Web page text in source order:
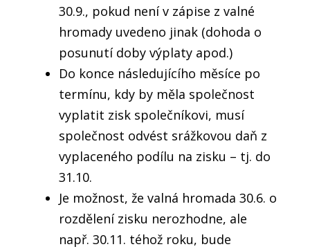
30.9., pokud není v zápise z valné
hromady uvedeno jinak (dohoda o
posunutí doby výplaty apod.)
Do konce následujícího měsíce po
termínu, kdy by měla společnost
vyplatit zisk společníkovi, musí
společnost odvést srážkovou daň z
vyplaceného podílu na zisku – tj. do
31.10.
Je možnost, že valná hromada 30.6. o
rozdělení zisku nerozhodne, ale
např. 30.11. téhož roku, bude